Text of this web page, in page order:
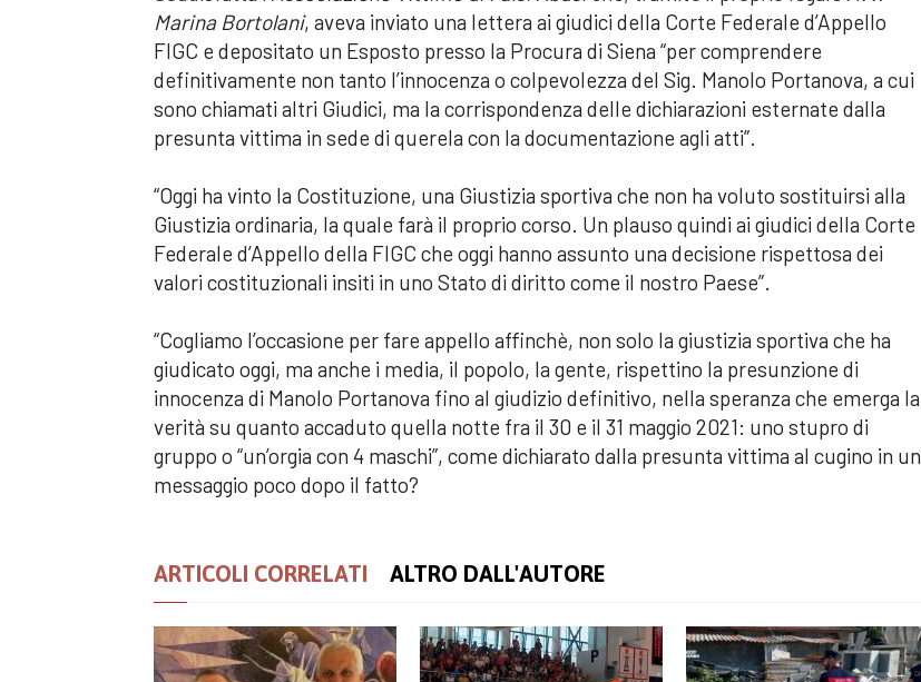
Marina Bortolani, aveva inviato una lettera ai giudici della Corte Federale d’Appello
FIGC e depositato un Esposto presso la Procura di Siena “per comprendere
definitivamente non tanto l’innocenza o colpevolezza del Sig. Manolo Portanova, a cui
sono chiamati altri Giudici, ma la corrispondenza delle dichiarazioni esternate dalla
presunta vittima in sede di querela con la documentazione agli atti”.
“Oggi ha vinto la Costituzione, una Giustizia sportiva che non ha voluto sostituirsi alla
Giustizia ordinaria, la quale farà il proprio corso. Un plauso quindi ai giudici della Corte
Federale d’Appello della FIGC che oggi hanno assunto una decisione rispettosa dei
valori costituzionali insiti in uno Stato di diritto come il nostro Paese”.
“Cogliamo l’occasione per fare appello affinchè, non solo la giustizia sportiva che ha
giudicato oggi, ma anche i media, il popolo, la gente, rispettino la presunzione di
innocenza di Manolo Portanova fino al giudizio definitivo, nella speranza che emerga la
verità su quanto accaduto quella notte fra il 30 e il 31 maggio 2021: uno stupro di
gruppo o “un’orgia con 4 maschi”, come dichiarato dalla presunta vittima al cugino in un
messaggio poco dopo il fatto?
ARTICOLI CORRELATI ALTRO DALL'AUTORE